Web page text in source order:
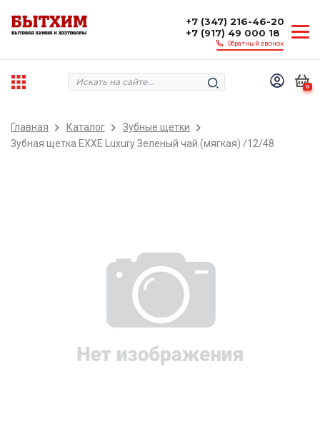
+7 (347) 216-46-20
+7 (917) 49 000 18
Обратный звонок
0
Главная Каталог
Зубные щетки
Зубная щетка EXXE Luxury Зеленый чай (мягкая) /12/48